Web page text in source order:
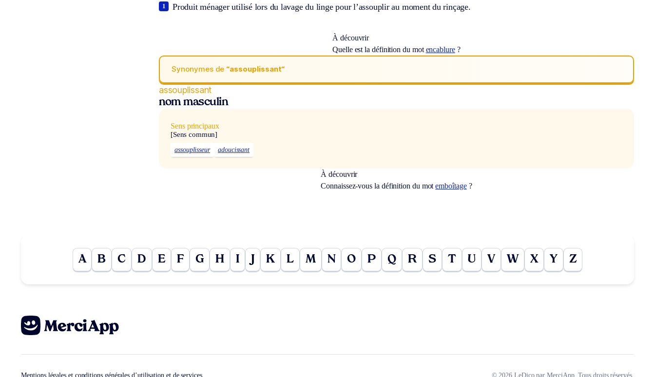
Produit ménager utilisé lors du lavage du linge pour l’assouplir au moment du rinçage.
1
À découvrir
Quelle est la définition du mot encablure?
Synonymes de “assouplissant“
assouplissant
nom masculin
Sens principaux
[Sens commun]
assouplisseur adoucissant
À découvrir
Connaissez-vous la définition du motemboîtage?
A B C D E F G H I J K L M N O P Q R S T U V W X Y Z
Mentions légales et conditions générales d’utilisation et de services © 2026 LeDico par MerciApp. Tous droits réservés.